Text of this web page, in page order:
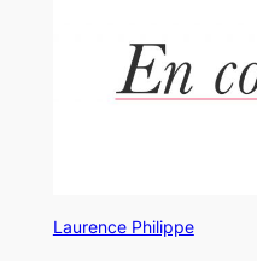
Laurence Philippe